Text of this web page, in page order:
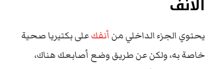
الأنف
يحتوي الجزء الداخلي منأنفكعلى بكتيريا صحية
خاصة به، ولكن عن طريق وضع أصابعك هناك،